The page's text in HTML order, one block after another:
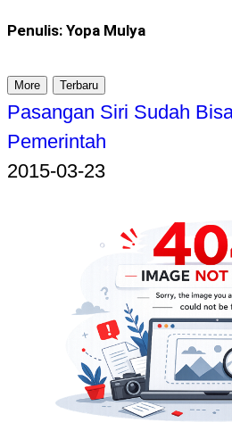
Penulis: Yopa Mulya
More Terbaru
Pasangan Siri Sudah
Pemerintah
2015-03-23